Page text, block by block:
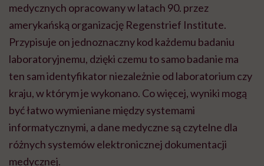
medycznych opracowany w latach 90. przez
amerykańską organizację Regenstrief Institute.
Przypisuje on jednoznaczny kod każdemu badaniu
laboratoryjnemu, dzięki czemu to samo badanie ma
ten sam identyfikator niezależnie od laboratorium czy
kraju, w którym je wykonano. Co więcej, wyniki mogą
być łatwo wymieniane między systemami
informatycznymi, a dane medyczne są czytelne dla
różnych systemów elektronicznej dokumentacji
medycznej.